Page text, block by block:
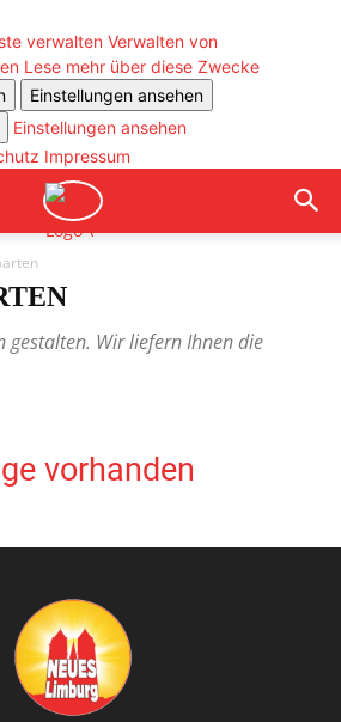
verwalten Verwalten von
Lese mehr über diese Zwecke
Einstellungen ansehen
Einstellungen ansehen
Impressum
gestalten. Wir liefern Ihnen die
vorhanden